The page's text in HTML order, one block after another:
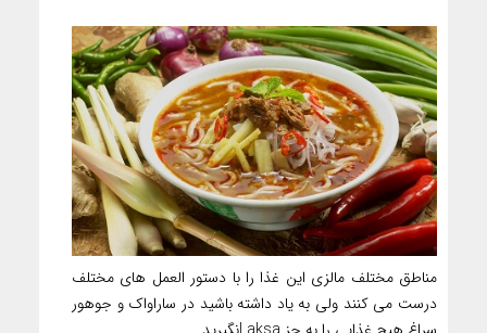
مناطق مختلف مالزی این غذا را با دستور العمل های مختلف
درست می کنند ولی به یاد داشته باشید در ساراواک و جوهور